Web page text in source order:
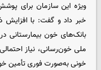
ویژه این سازمان برای
خبر داد و گفت: با افزایش
ملی خون‌رسانی، نیاز
خونی به‌صورت فوری تأمین